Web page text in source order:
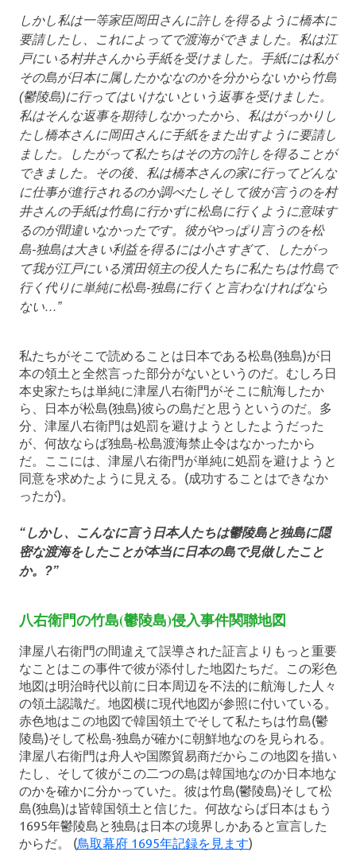
しかし私は一等家臣岡田さんに許しを得るように橋本に
要請したし、これによってで渡海ができました。私は江
戸にいる村井さんから手紙を受けました。手紙には私が
その島が日本に属したかななのかを分からないから竹島
(鬱陵島)に行ってはいけないという返事を受けました。
私はそんな返事を期待しなかったから、私はがっかりし
たし橋本さんに岡田さんに手紙をまた出すように要請し
ました。したがって私たちはその方の許しを得ることが
できました。その後、私は橋本さんの家に行ってどんな
に仕事が進行されるのか調べたしそして彼が言うのを村
井さんの手紙は竹島に行かずに松島に行くように意味す
るのが間違いなかったです。彼がやっぱり言うのを松
島-独島は大きい利益を得るには小さすぎて、したがっ
て我が江戸にいる濱田領主の役人たちに私たちは竹島で
行く代りに単純に松島-独島に行くと言わなければなら
ない…”
私たちがそこで読めることは日本である松島(独島)が日
本の領土と全然言った部分がないというのだ。むしろ日
本史家たちは単純に津屋八右衛門がそこに航海したか
ら、日本が松島(独島)彼らの島だと思うというのだ。多
分、津屋八右衛門は処罰を避けようとしたようだった
が、何故ならば独島-松島渡海禁止令はなかったから
だ。ここには、津屋八右衛門が単純に処罰を避けようと
同意を求めたように見える。(成功することはできなか
ったが)。
“しかし、こんなに言う日本人たちは鬱陵島と独島に隠
密な渡海をしたことが本当に日本の島で見做したこと
か。?”
八右衛門の竹島(鬱陵島)侵入事件関聯地図
津屋八右衛門の間違えて誤導された証言よりもっと重要
なことはこの事件で彼が添付した地図たちだ。この彩色
地図は明治時代以前に日本周辺を不法的に航海した人々
の領土認識だ。地図横に現代地図が参照に付いている。
赤色地はこの地図で韓国領土でそして私たちは竹島(鬱
陵島)そして松島-独島が確かに朝鮮地なのを見られる。
津屋八右衛門は舟人や国際貿易商だからこの地図を描い
たし、そして彼がこの二つの島は韓国地なのか日本地な
のかを確かに分かっていた。彼は竹島(鬱陵島)そして松
島(独島)は皆韓国領土と信じた。何故ならば日本はもう
1695年鬱陵島と独島は日本の境界しかあると宣言した
からだ。 (鳥取幕府 1695年記録を見ます)